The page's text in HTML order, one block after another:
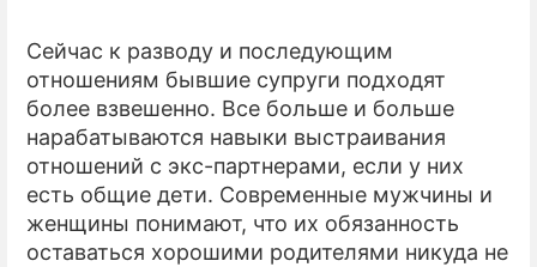
Сейчас к разводу и последующим
отношениям бывшие супруги подходят
более взвешенно. Все больше и больше
нарабатываются навыки выстраивания
отношений с экс-партнерами, если у них
есть общие дети. Современные мужчины и
женщины понимают, что их обязанность
оставаться хорошими родителями никуда не